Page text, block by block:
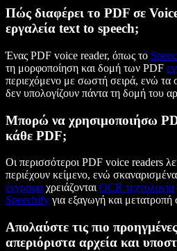
Πώς διαφέρει το PDF σε
εργαλεία text to speech;
Ένας PDF voice reader, όπως το
τη μορφοποίηση και δομή των PDF
περιεχόμενο με σωστή σειρά, ενώ τα
δεν υπολογίζουν πάντα τη δομή του
Μπορώ να χρησιμοποιήσω
κάθε PDF;
Οι περισσότεροι PDF voice readers
περιέχουν κείμενο, ενώ
έγγραφα χρειάζονται OCR τεχνολογία
Speechify για εξαγωγή και
Απολαύστε τις πιο
απεριόριστα αρχεία και